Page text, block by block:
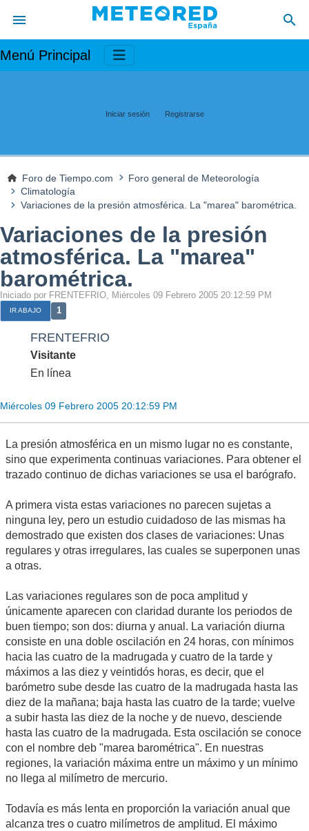
Menú Principal
Iniciar sesión Registrarse
Foro de Tiempo.com
Foro general de Meteorología
Climatología
Variaciones de la presión atmosférica. La "marea" barométrica.
Variaciones de la presión
atmosférica. La "marea"
barométrica.
Iniciado por FRENTEFRIO, Miércoles 09 Febrero 2005 20:12:59 PM
IR ABAJO 1
FRENTEFRIO
Visitante
En línea
Miércoles 09 Febrero 2005 20:12:59 PM
La presión atmosférica en un mismo lugar no es constante,
sino que experimenta continuas variaciones. Para obtener el
trazado continuo de dichas variaciones se usa el barógrafo.
A primera vista estas variaciones no parecen sujetas a
ninguna ley, pero un estudio cuidadoso de las mismas ha
demostrado que existen dos clases de variaciones: Unas
regulares y otras irregulares, las cuales se superponen unas
a otras.
Las variaciones regulares son de poca amplitud y
únicamente aparecen con claridad durante los periodos de
buen tiempo; son dos: diurna y anual. La variación diurna
consiste en una doble oscilación en 24 horas, con mínimos
hacia las cuatro de la madrugada y cuatro de la tarde y
máximos a las diez y veintidós horas, es decir, que el
barómetro sube desde las cuatro de la madrugada hasta las
diez de la mañana; baja hasta las cuatro de la tarde; vuelve
a subir hasta las diez de la noche y de nuevo, desciende
hasta las cuatro de la madrugada. Esta oscilación se conoce
con el nombre deb "marea barométrica". En nuestras
regiones, la variación máxima entre un máximo y un mínimo
no llega al milímetro de mercurio.
Todavía es más lenta en proporción la variación anual que
alcanza tres o cuatro milímetros de amplitud. El máximo